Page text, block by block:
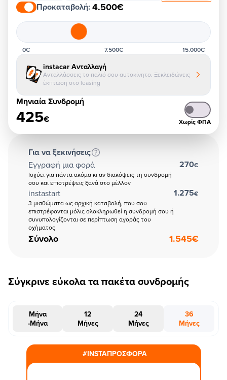
Προκαταβολή:4.500€
0€ 7.500€ 15.000€
instacar Ανταλλαγή
Ανταλλάσσεις το παλιό σου αυτοκίνητο. Ξεκλειδώνεις
έκπτωση στο leasing
Μηνιαία Συνδρομή
425€ Χωρίς ΦΠΑ
Για να ξεκινήσεις
Εγγραφή μια φορά
Ισχύει για πάντα ακόμα κι αν διακόψεις τη συνδρομή
σου και επιστρέψεις ξανά στο μέλλον
270€
instastart
3 μισθώματα ως αρχική καταβολή, που σου
επιστρέφονται μόλις ολοκληρωθεί η συνδρομή σου ή
συνυπολογίζονται σε περίπτωση αγοράς του
οχήματος
1.275€
Σύνολο 1.545€
Σύγκρινε εύκολα τα πακέτα συνδρομής
Μήνα
-Μήνα
12
Μήνες
24
Μήνες
36
Μήνες
#INSTAΠΡΟΣΦΟΡΑ